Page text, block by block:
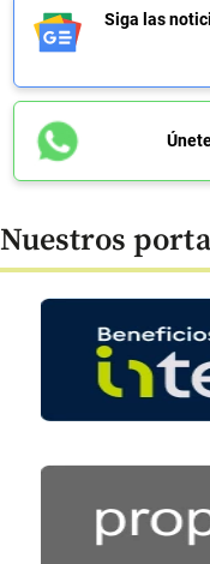
Siga las
Nuestros